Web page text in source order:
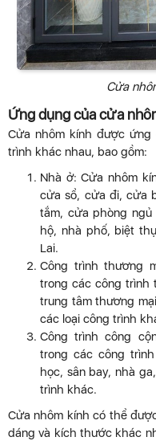
Cửa
Ứng dụng của cửa
Cửa nhôm kính được ứng
trình khác nhau, bao gồm:
Nhà ở: Cửa nhôm
cửa sổ, cửa đi, cửa
tắm, cửa phòng
hộ, nhà phố, biệt
Lai.
Công trình thương
trong các công trình
trung tâm thương
các loại công trình
Công trình công
trong các công
học, sân bay, nhà
trình khác.
Cửa nhôm kính có thể
dáng và kích thước khác